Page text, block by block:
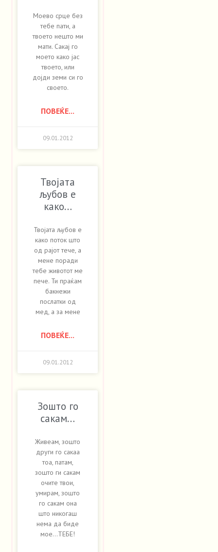
Моево срце без
тебе пати, а
твоето нешто ми
мати. Сакај го
моето како јас
твоето, или
дојди земи си го
своето.
ПОВЕЌЕ...
09.01.2012
Твојата
љубов е
како…
Твојата љубов е
како поток што
од рајот тече, а
мене поради
тебе животот ме
пече. Ти праќам
бакнежи
послатки од
мед, а за мене
ПОВЕЌЕ...
09.01.2012
Зошто го
сакам…
Живеам, зошто
други го сакаа
тоа, патам,
зошто ги сакам
очите твои,
умирам, зошто
го сакам она
што никогаш
нема да биде
мое…ТЕБЕ!